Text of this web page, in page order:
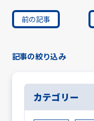
前の記事
記事の絞り込み
カテゴリー